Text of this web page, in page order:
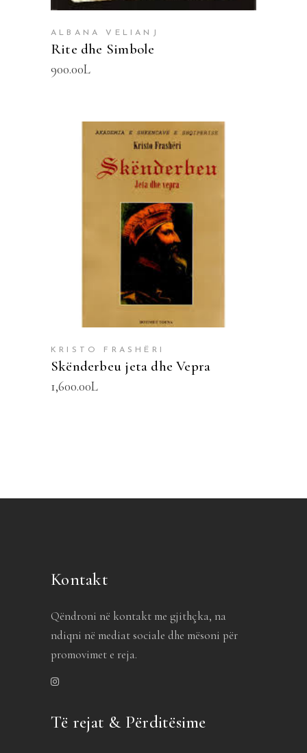
ALBANA VELIANJ
Rite dhe Simbole
900.00L
SHTOJE NË SHPORTË
KRISTO FRASHËRI
Skënderbeu jeta dhe Vepra
1,600.00L
Kontakt
Qëndroni në kontakt me gjithçka, na
ndiqni në mediat sociale dhe mësoni për
promovimet e reja.
Të rejat & Përditësime